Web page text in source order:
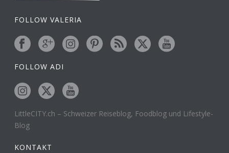
FOLLOW VALERIA
FOLLOW ADI
LittleCITY.ch – Schweizer Reiseblog, Foodblog und Lifestyle-
Blog
KONTAKT